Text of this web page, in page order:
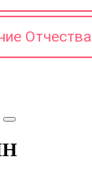
Отчества